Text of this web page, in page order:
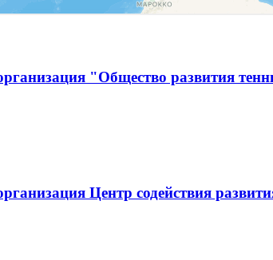
"Общество развития
Центр содействия